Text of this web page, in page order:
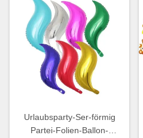
Urlaubsparty-Ser-förmig
Partei-Folien-Ballon-